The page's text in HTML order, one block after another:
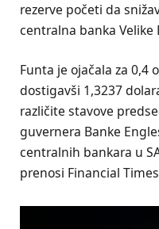
rezerve početi da
centralna banka Velike
Funta je ojačala za 0,4
dostigavši 1,3237
različite stavove
guvernera Banke
centralnih bankara u
prenosi Financial